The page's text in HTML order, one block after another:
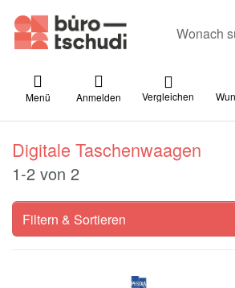
Menü Anmelden Vergleichen
Digitale Taschenwaagen
Suchergebnisse:
1-2 von 2
Filtern & Sortieren